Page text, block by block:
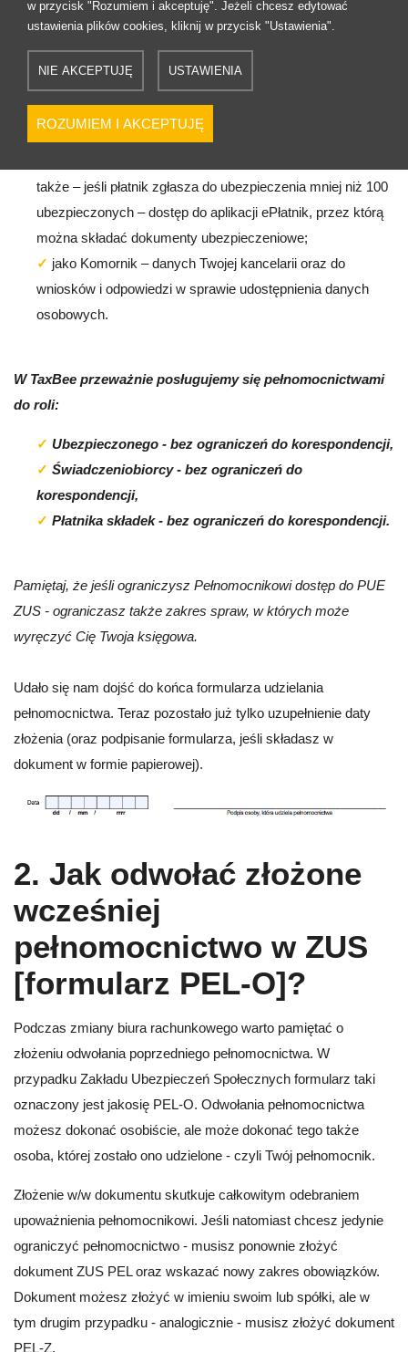
które wypłaca/ wypłacił Ci ZUS np. emeryturze, rencie,
zasiłku chorobowym, zasiłku macierzyńskim (w tym
jako Płatnik składek – stanu rozliczeń z ZUS, danych
osób zgłoszonych do ubezpieczeń przez Ciebie jako
także – jeśli płatnik zgłasza do ubezpieczenia mniej niż 100
ubezpieczonych – dostęp do aplikacji ePłatnik, przez którą
można składać dokumenty ubezpieczeniowe;
jako Komornik – danych Twojej kancelarii oraz do
wniosków i odpowiedzi w sprawie udostępnienia danych
osobowych.
W TaxBee przeważnie posługujemy się pełnomocnictwami
do roli:
Ubezpieczonego - bez ograniczeń do korespondencji,
Świadczeniobiorcy - bez ograniczeń do
korespondencji,
Płatnika składek - bez ograniczeń do korespondencji.
Pamiętaj, że jeśli ograniczysz Pełnomocnikowi dostęp do PUE
ZUS - ograniczasz także zakres spraw, w których może
wyręczyć Cię Twoja księgowa.
Udało się nam dojść do końca formularza udzielania
pełnomocnictwa. Teraz pozostało już tylko uzupełnienie daty
złożenia (oraz podpisanie formularza, jeśli składasz w
dokument w formie papierowej).
2. Jak odwołać złożone
wcześniej
pełnomocnictwo w ZUS
[formularz PEL-O]?
Podczas zmiany biura rachunkowego warto pamiętać o
złożeniu odwołania poprzedniego pełnomocnictwa. W
przypadku Zakładu Ubezpieczeń Społecznych formularz taki
oznaczony jest jakosię PEL-O. Odwołania pełnomocnictwa
możesz dokonać osobiście, ale może dokonać tego także
osoba, której zostało ono udzielone - czyli Twój pełnomocnik.
Złożenie w/w dokumentu skutkuje całkowitym odebraniem
upoważnienia pełnomocnikowi. Jeśli natomiast chcesz jedynie
ograniczyć pełnomocnictwo - musisz ponownie złożyć
dokument ZUS PEL oraz wskazać nowy zakres obowiązków.
Dokument możesz złożyć w imieniu swoim lub spółki, ale w
tym drugim przypadku - analogicznie - musisz złożyć dokument
PEL-Z.
w przycisk "Rozumiem i akceptuję". Jeżeli chcesz edytować
ustawienia plików cookies, kliknij w przycisk "Ustawienia".
NIE AKCEPTUJĘ USTAWIENIA
ROZUMIEM I AKCEPTUJĘ